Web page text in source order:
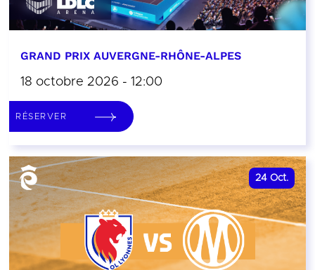
GRAND PRIX AUVERGNE-RHÔNE-ALPES
18 octobre 2026 - 12:00
RÉSERVER
24 Oct.